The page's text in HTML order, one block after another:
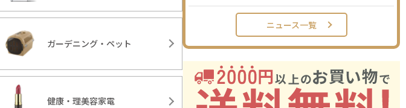
ガーデニング・ペット
健康・理美容家電
ニュース一覧